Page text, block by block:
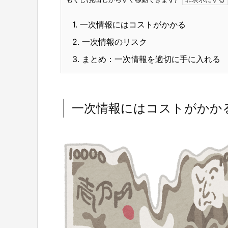
1. 一次情報にはコストがかかる
2. 一次情報のリスク
3. まとめ：一次情報を適切に手に入れる
一次情報にはコストがかか